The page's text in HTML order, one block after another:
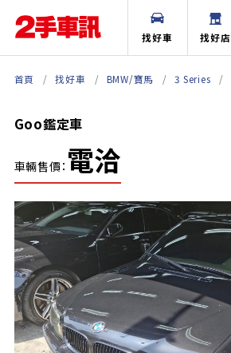
找好車 找好店
首頁 找好車 BMW/寶馬 3 Series
Goo鑑定車
車輛售價： 電洽